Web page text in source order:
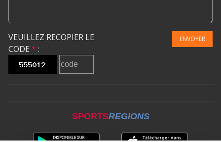
VEUILLEZ RECOPIER LE
CODE * :
ENVOYER
SPORTSREGIONS